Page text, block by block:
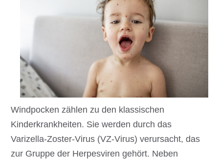
Windpocken zählen zu den klassischen
Kinderkrankheiten. Sie werden durch das
Varizella-Zoster-Virus (VZ-Virus) verursacht, das
zur Gruppe der Herpesviren gehört. Neben